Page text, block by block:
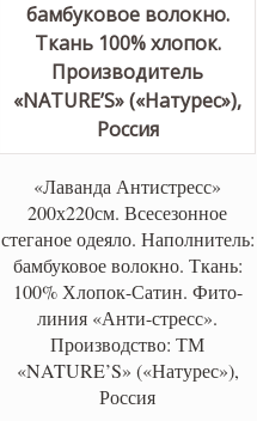
«Лаванда Антистресс»
200х220см. Всесезонное
стеганое одеяло. Наполнитель:
бамбуковое волокно. Ткань:
100% Хлопок-Сатин. Фито-
линия «Анти-стресс».
Производство: ТМ
«NATURE’S» («Натурес»),
Россия